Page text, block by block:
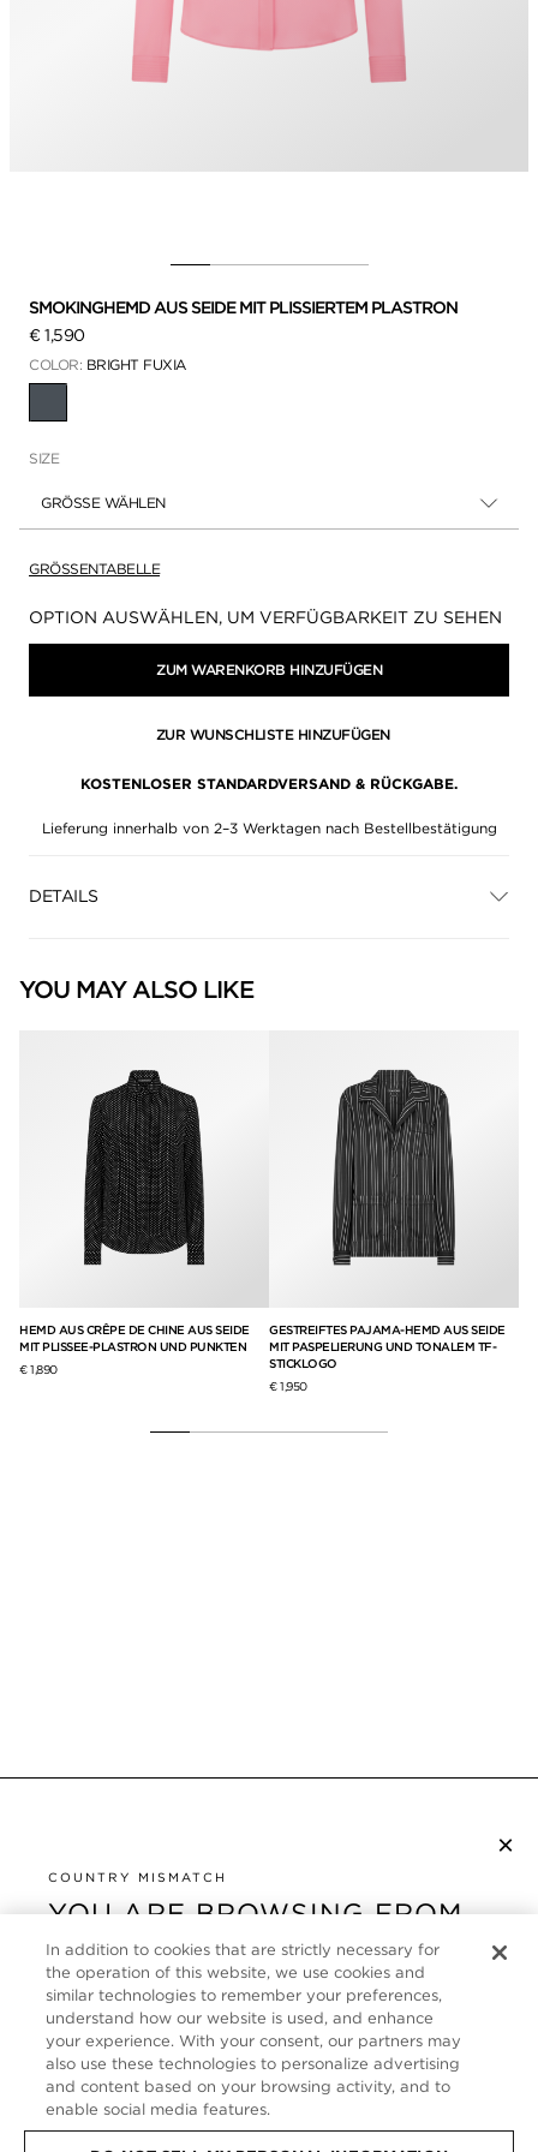
SMOKINGHEMD AUS SEIDE MIT PLISSIERTEM PLASTRON
€ 1,590
COLOR: BRIGHT FUXIA
SIZE
GRÖSSE WÄHLEN
GRÖSSENTABELLE
Verfügbarkeit:
OPTION AUSWÄHLEN, UM VERFÜGBARKEIT ZU SEHEN
ZUM WARENKORB HINZUFÜGEN
ZUR WUNSCHLISTE HINZUFÜGEN
KOSTENLOSER STANDARDVERSAND & RÜCKGABE.
Lieferung innerhalb von 2–3 Werktagen nach Bestellbestätigung
DETAILS
YOU MAY ALSO LIKE
HEMD AUS CRÊPE DE CHINE AUS SEIDE
MIT PLISSEE-PLASTRON UND PUNKTEN
€ 1,890
GESTREIFTES PAJAMA-HEMD AUS SEIDE
MIT PASPELIERUNG UND TONALEM TF-
STICKLOGO
€ 1,950
×
COUNTRY MISMATCH
YOU ARE BROWSING FROM
UNITED STATES
It looks like you are visiting us from United States,
but you are currently browsing our Deutschland
store. Would you like to be redirected to your local
site?
SHOP IN UNITED STATES
KUNDENSERVICE
ÜBER
FOLLOW US
GERMANY
In addition to cookies that are strictly necessary for
the operation of this website, we use cookies and
similar technologies to remember your preferences,
understand how our website is used, and enhance
your experience. With your consent, our partners may
also use these technologies to personalize advertising
and content based on your browsing activity, and to
enable social media features.